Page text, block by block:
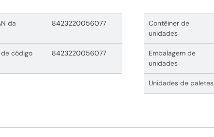
da
8423220056077
código
8423220056077
Contêiner de
unidades
Embalagem de
unidades
Unidades de paletes